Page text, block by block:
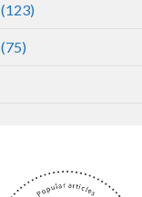
(123)
(75)